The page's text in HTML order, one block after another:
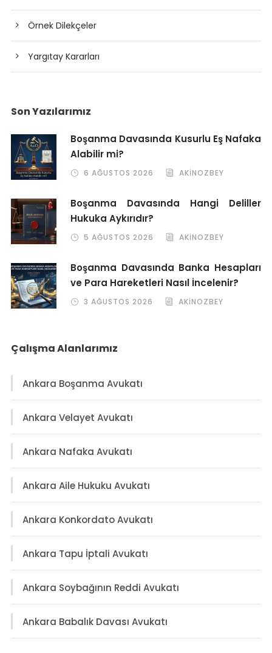
Örnek Dilekçeler
Yargıtay Kararları
Son Yazılarımız
Boşanma Davasında Kusurlu Eş Nafaka
Alabilir mi?
6 AĞUSTOS 2026 AKINOZBEY
Boşanma Davasında Hangi Deliller
Hukuka Aykırıdır?
5 AĞUSTOS 2026 AKINOZBEY
Boşanma Davasında Banka Hesapları
ve Para Hareketleri Nasıl İncelenir?
3 AĞUSTOS 2026 AKINOZBEY
Çalışma Alanlarımız
Ankara Boşanma Avukatı
Ankara Velayet Avukatı
Ankara Nafaka Avukatı
Ankara Aile Hukuku Avukatı
Ankara Konkordato Avukatı
Ankara Tapu İptali Avukatı
Ankara Soybağının Reddi Avukatı
Ankara Babalık Davası Avukatı